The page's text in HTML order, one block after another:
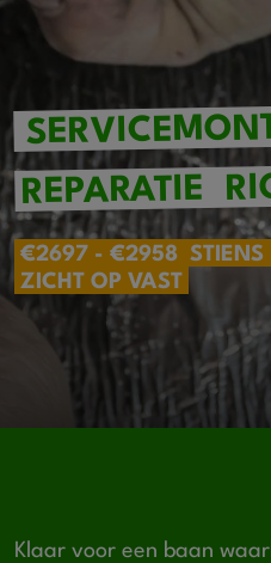
REPARATIE
€2697 - €2958 STIENS
ZICHT OP VAST
Klaar voor een baan